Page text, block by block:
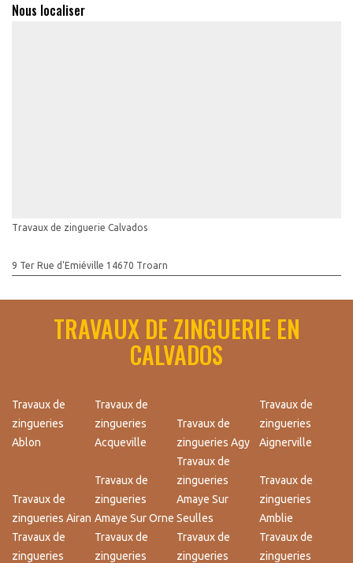
Nous localiser
Travaux de zinguerie Calvados
9 Ter Rue d'Emiéville 14670 Troarn
TRAVAUX DE ZINGUERIE EN
CALVADOS
Travaux de
zingueries
Ablon
Travaux de
zingueries
Acqueville
Travaux de
zingueries Agy
Travaux de
zingueries
Aignerville
Travaux de
zingueries Airan
Travaux de
zingueries
Amaye Sur Orne
Travaux de
zingueries
Amaye Sur
Seulles
Travaux de
zingueries
Amblie
Travaux de
zingueries
Travaux de
zingueries
Travaux de
zingueries
Travaux de
zingueries